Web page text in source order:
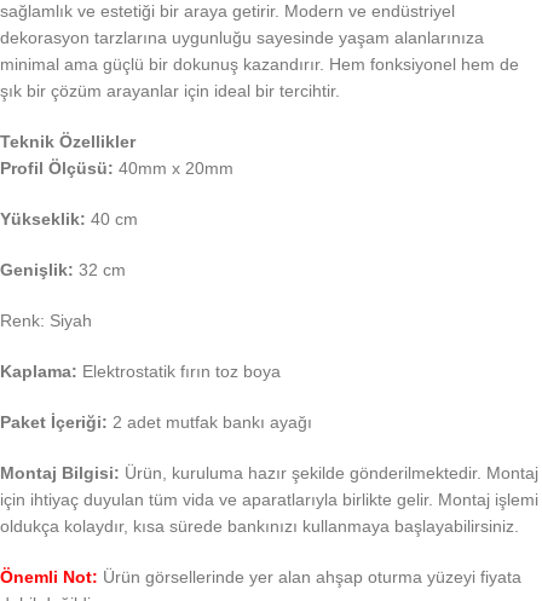
sağlamlık ve estetiği bir araya getirir. Modern ve endüstriyel
dekorasyon tarzlarına uygunluğu sayesinde yaşam alanlarınıza
minimal ama güçlü bir dokunuş kazandırır. Hem fonksiyonel hem de
şık bir çözüm arayanlar için ideal bir tercihtir.
Teknik Özellikler
Profil Ölçüsü: 40mm x 20mm
Yükseklik: 40 cm
Genişlik: 32 cm
Renk: Siyah
Kaplama: Elektrostatik fırın toz boya
Paket İçeriği: 2 adet mutfak bankı ayağı
Montaj Bilgisi: Ürün, kuruluma hazır şekilde gönderilmektedir. Montaj
için ihtiyaç duyulan tüm vida ve aparatlarıyla birlikte gelir. Montaj işlemi
oldukça kolaydır, kısa sürede bankınızı kullanmaya başlayabilirsiniz.
Önemli Not: Ürün görsellerinde yer alan ahşap oturma yüzeyi fiyata